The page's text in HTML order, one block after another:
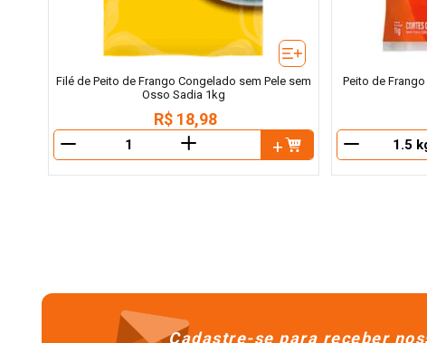
Filé de Peito de Frango Congelado sem Pele sem
Osso Sadia 1kg
R$ 18,98
＋
Peito de
Cadastre-se para receber